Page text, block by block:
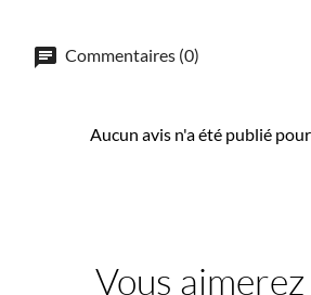
Commentaires (0)
Aucun avis n'a été publié
Vous